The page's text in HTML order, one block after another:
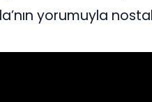
yorumuyla